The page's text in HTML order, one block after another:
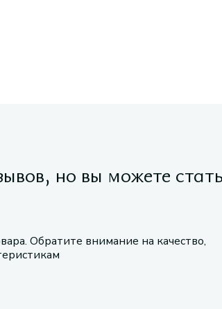
но вы можете
Обратите внимание на качество,